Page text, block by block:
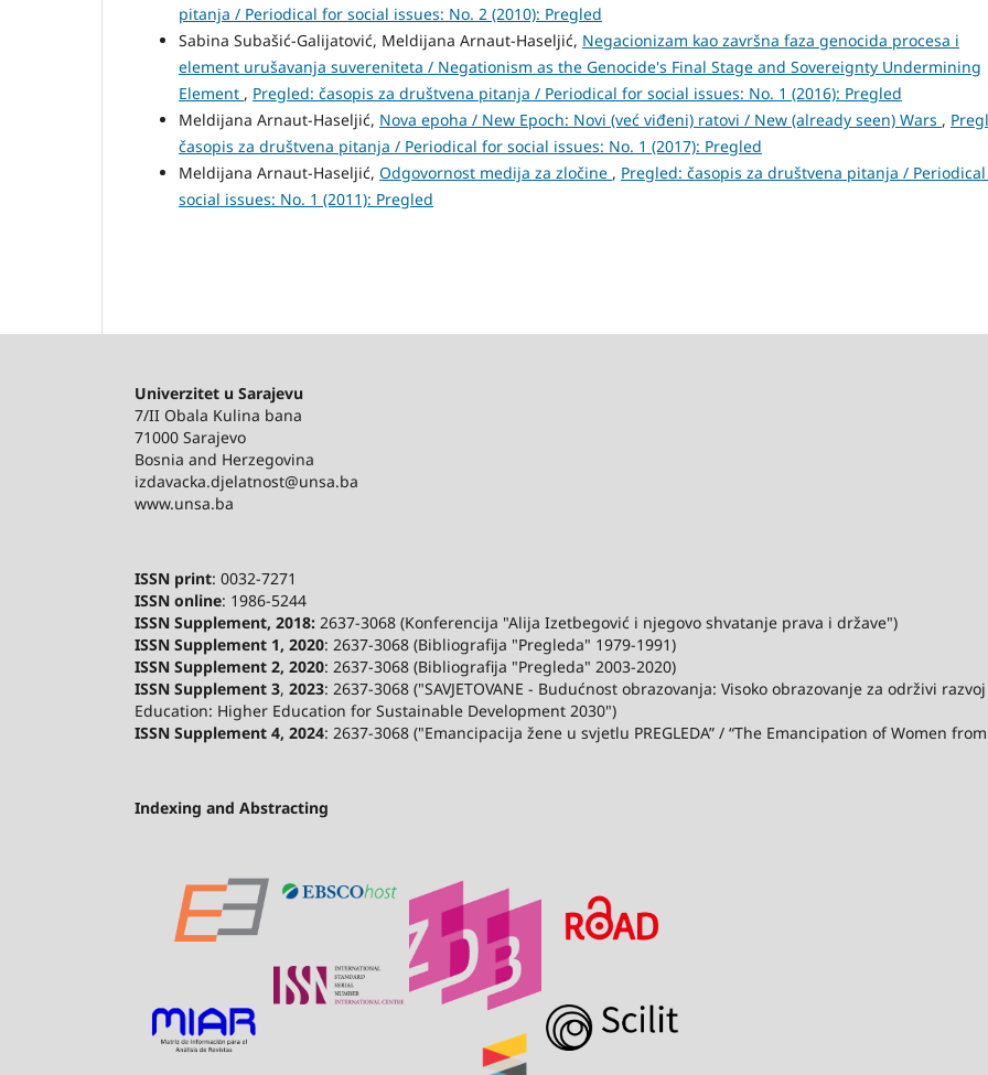
pitanja / Periodical for social issues: No. 2 (2010): Pregled
Sabina Subašić-Galijatović, Meldijana Arnaut-Haseljić, Negacionizam kao završna faza genocida procesa i
element urušavanja suvereniteta / Negationism as the Genocide's Final Stage and Sovereignty Undermining
Element , Pregled: časopis za društvena pitanja / Periodical for social issues: No. 1 (2016): Pregled
Meldijana Arnaut-Haseljić, Nova epoha / New Epoch: Novi (već viđeni) ratovi / New (already seen) Wars ,
časopis za društvena pitanja / Periodical for social issues: No. 1 (2017): Pregled
Meldijana Arnaut-Haseljić, Odgovornost medija za zločine , Pregled: časopis za društvena pitanja /
social issues: No. 1 (2011): Pregled
Univerzitet u Sarajevu
7/II Obala Kulina bana
71000 Sarajevo
Bosnia and Herzegovina
izdavacka.djelatnost@unsa.ba
www.unsa.ba
ISSN print: 0032-7271
ISSN online: 1986-5244
ISSN Supplement, 2018: 2637-3068 (Konferencija "Alija Izetbegović i njegovo shvatanje prava i države")
ISSN Supplement 1, 2020: 2637-3068 (Bibliografija "Pregleda" 1979-1991)
ISSN Supplement 2, 2020: 2637-3068 (Bibliografija "Pregleda" 2003-2020)
ISSN Supplement 3, 2023: 2637-3068 ("SAVJETOVANE - Budućnost obrazovanja: Visoko obrazovanje za održivi
Education: Higher Education for Sustainable Development 2030")
ISSN Supplement 4, 2024: 2637-3068 ("Emancipacija žene u svjetlu PREGLEDA” / “The Emancipation of Women
Indexing and Abstracting